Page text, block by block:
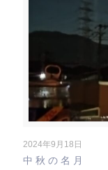
2024年9月18日
中秋の名月